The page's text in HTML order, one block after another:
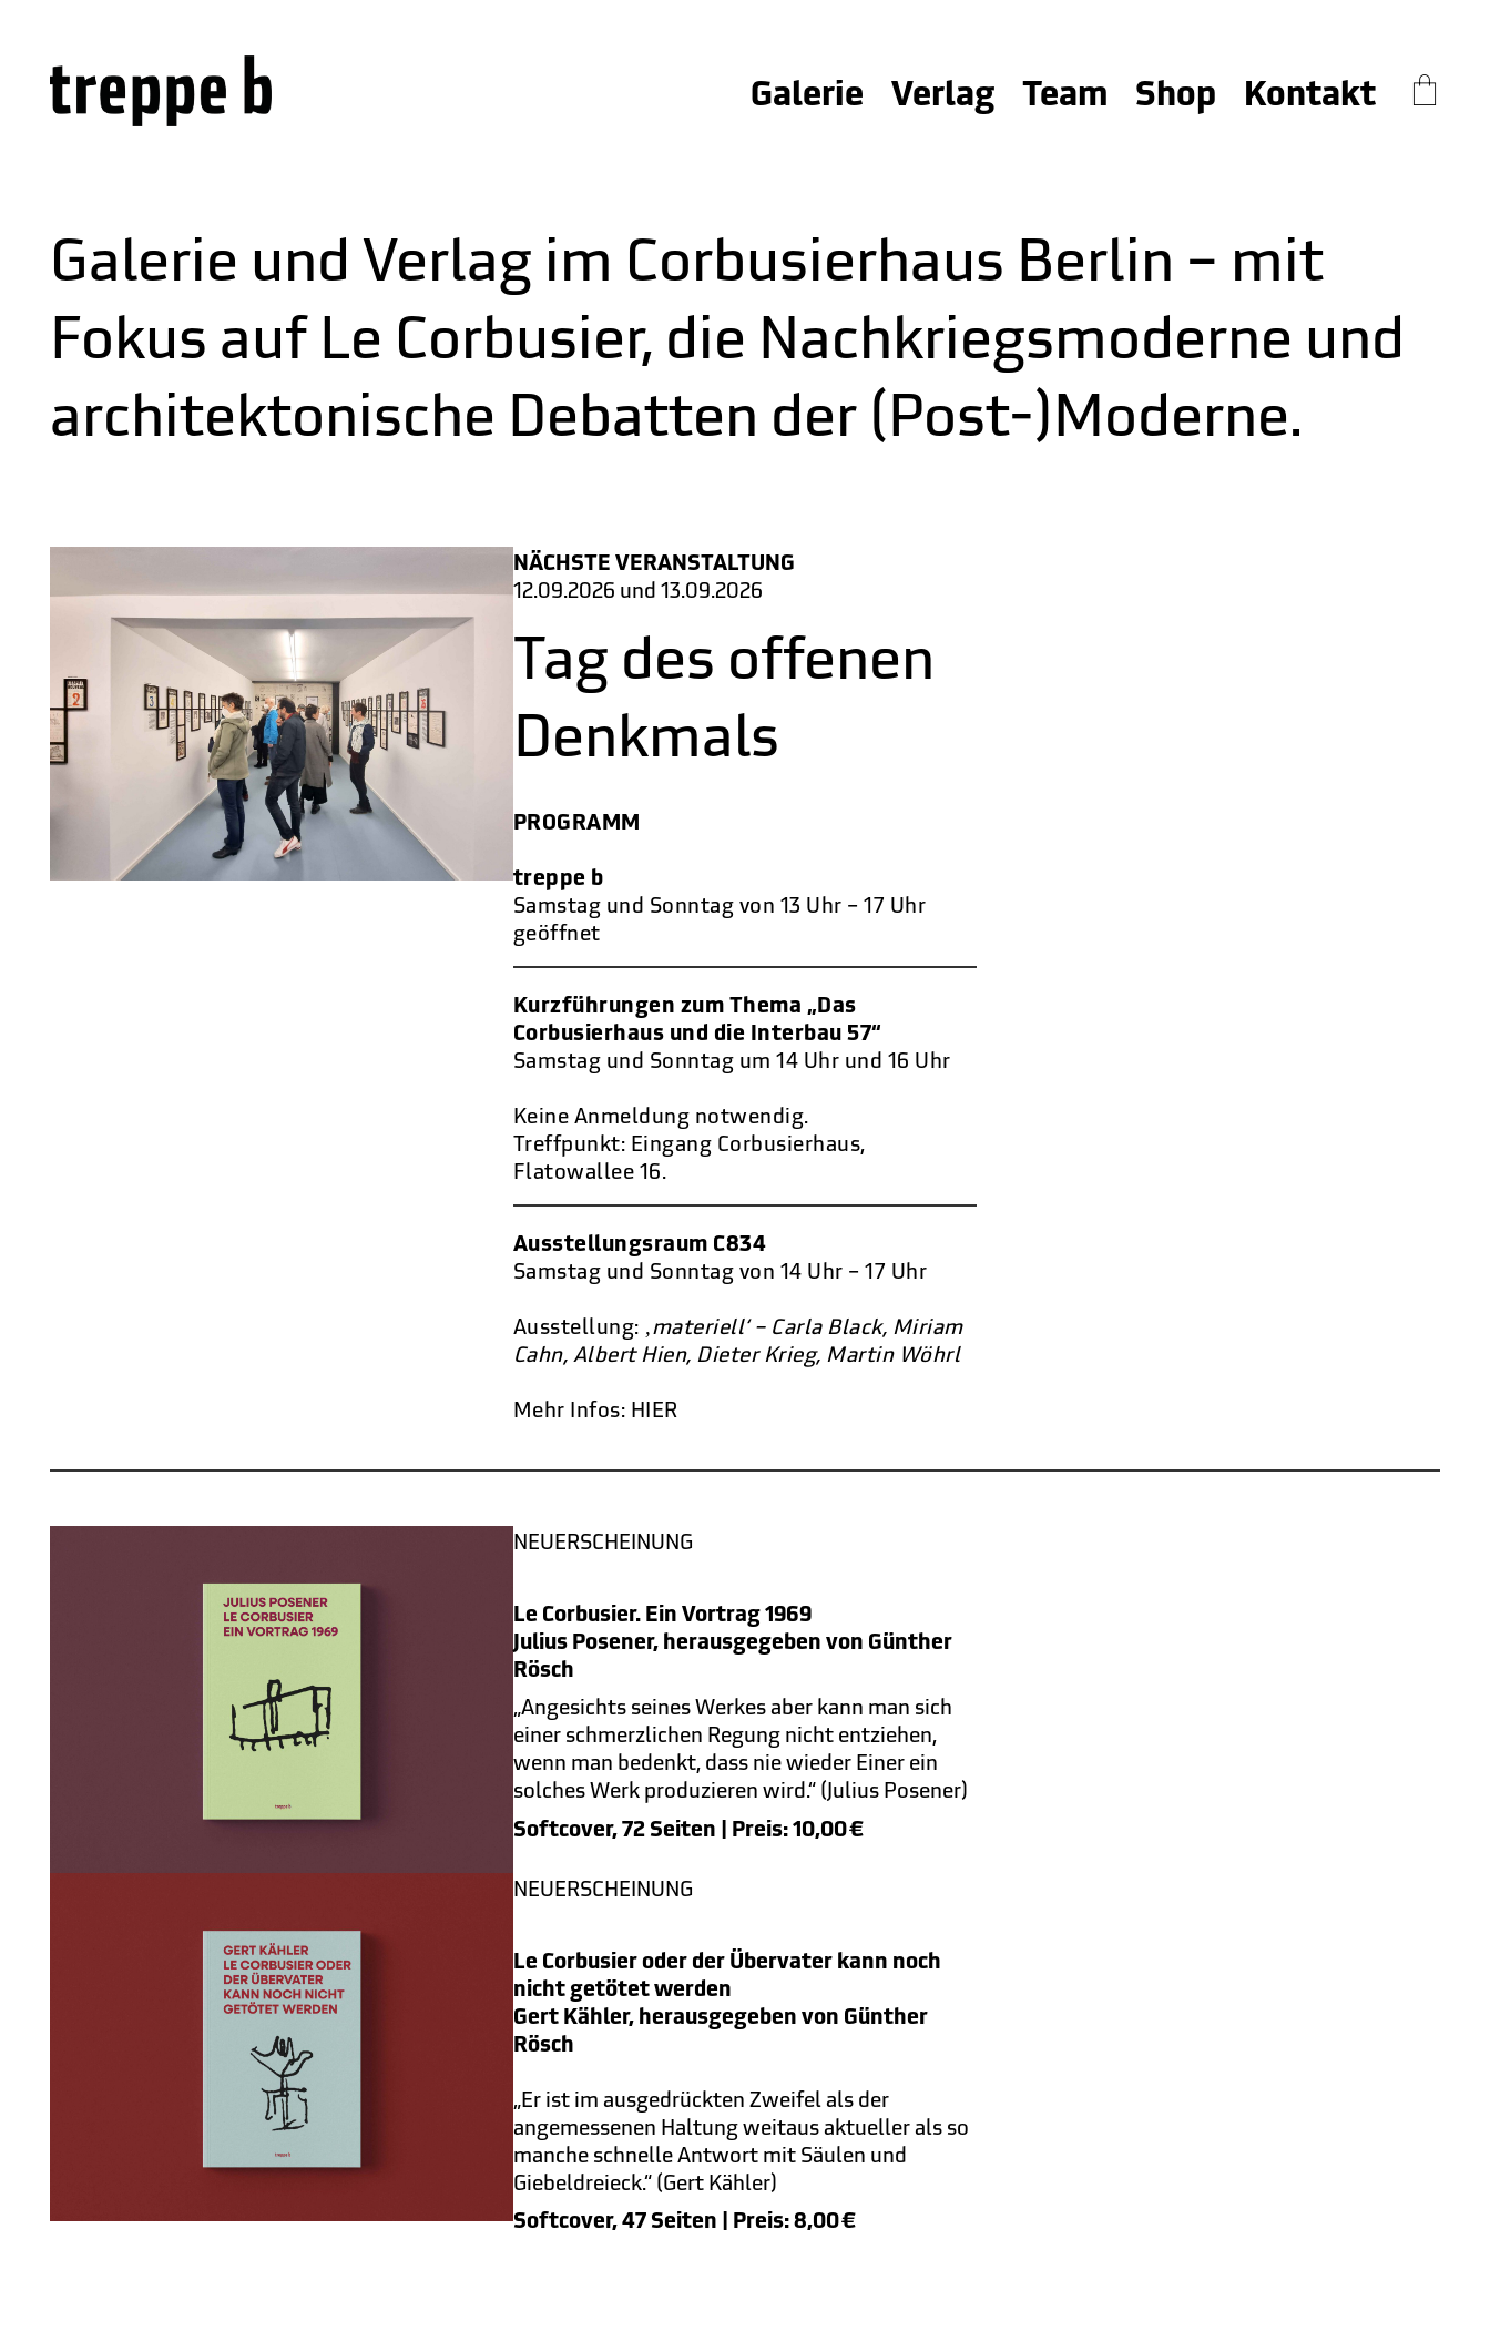
Galerie Verlag Team Shop Kontakt
Galerie und Verlag im Corbusierhaus Berlin – mit
Fokus auf Le Corbusier, die Nachkriegsmoderne und
architektonische Debatten der (Post-)Moderne.
NÄCHSTE VERANSTALTUNG
12.09.2026 und 13.09.2026
Tag des offenen
Denkmals
PROGRAMM
treppe b
Samstag und Sonntag von 13 Uhr – 17 Uhr
geöffnet
Kurzführungen zum Thema „Das
Corbusierhaus und die Interbau 57“
Samstag und Sonntag um 14 Uhr und 16 Uhr
Keine Anmeldung notwendig.
Treffpunkt: Eingang Corbusierhaus,
Flatowallee 16.
Ausstellungsraum C834
Samstag und Sonntag von 14 Uhr – 17 Uhr
Ausstellung: ‚materiell‘ – Carla Black, Miriam
Cahn, Albert Hien, Dieter Krieg, Martin Wöhrl
Mehr Infos: HIER
NEUERSCHEINUNG
Le Corbusier. Ein Vortrag 1969
Julius Posener, herausgegeben von Günther
Rösch
„Angesichts seines Werkes aber kann man sich
einer schmerzlichen Regung nicht entziehen,
wenn man bedenkt, dass nie wieder Einer ein
solches Werk produzieren wird.“ (Julius Posener)
Softcover, 72 Seiten | Preis: 10,00€
NEUERSCHEINUNG
Le Corbusier oder der Übervater kann noch
nicht getötet werden
Gert Kähler, herausgegeben von Günther
Rösch
„Er ist im ausgedrückten Zweifel als der
angemessenen Haltung weitaus aktueller als so
manche schnelle Antwort mit Säulen und
Giebeldreieck.“ (Gert Kähler)
Softcover, 47 Seiten | Preis: 8,00€